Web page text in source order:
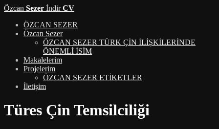
Özcan Sezer İndirCV
ÖZCAN SEZER
Özcan Sezer
ÖZCAN SEZER TÜRK ÇİN İLİŞKİLERİNDE
ÖNEMLİ İSİM
Makalelerim
Projelerim
ÖZCAN SEZER ETİKETLER
İletişim
Türes Çin Temsilciliği